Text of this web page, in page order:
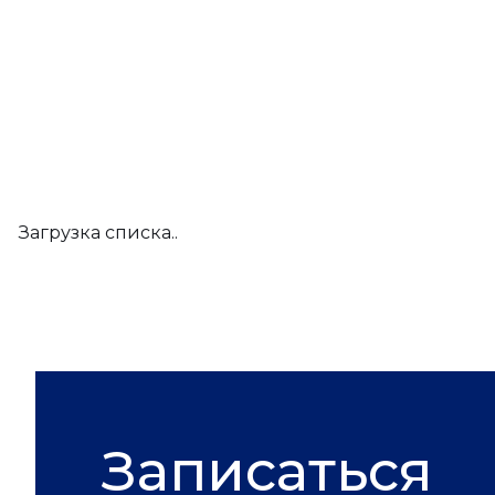
Загрузка списка..
Записаться